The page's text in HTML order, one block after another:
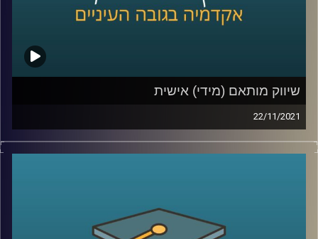
לשיחה עם ד"ר יונת צובנר על צרכנות ירוקה –לחצו כאן
שיווק מותאם (מידי) אישית
22/11/2021
השיווק היום למוצרים השונים הפך לאינטנסיבי במיוחד כאשר
עם המעבר לקניות אונליין השיווק גם נעשה בהתאם לניתור
לאותן מערכות שיווק. עם זאת, במחקר שביצעה ד"ר יונת צובנר
מהמחלקה לשיווק מבית הספר אריסון למנהל עסקים, מסתבר,